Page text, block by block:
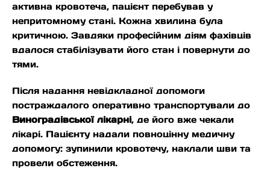
активна кровотеча, пацієнт перебував у
непритомному стані. Кожна хвилина була
критичною. Завдяки професійним діям фахівців
вдалося стабілізувати його стан і повернути до
тями.
Після надання невідкладної допомоги
постраждалого оперативно транспортували до
Виноградівської лікарні, де його вже чекали
лікарі. Пацієнту надали повноцінну медичну
допомогу: зупинили кровотечу, наклали шви та
провели обстеження.